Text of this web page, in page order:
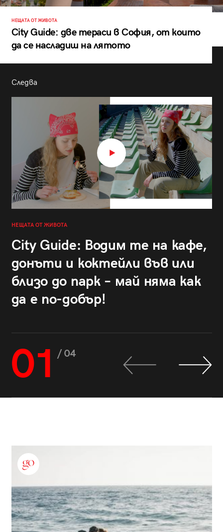
НЕЩАТА ОТ ЖИВОТА
City Guide: две тераси в София, от които
да се насладиш на лятото
Следва
НЕЩАТА ОТ ЖИВОТА
City Guide: Водим те на кафе,
донъти и коктейли във или
близо до парк – май няма как
да е по-добър!
01 / 04